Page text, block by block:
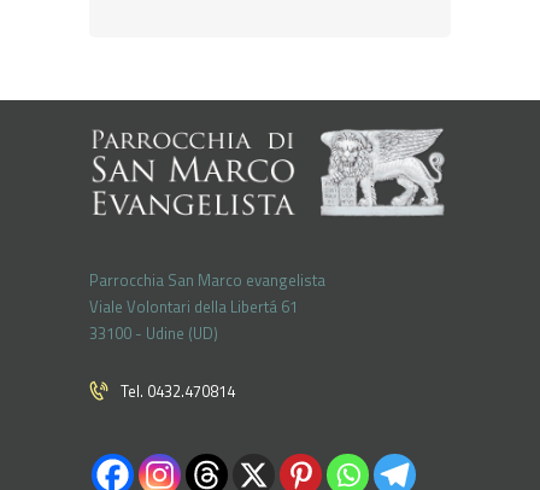
Parrocchia San Marco evangelista
Viale Volontari della Libertá 61
33100 - Udine (UD)
Tel. 0432.470814